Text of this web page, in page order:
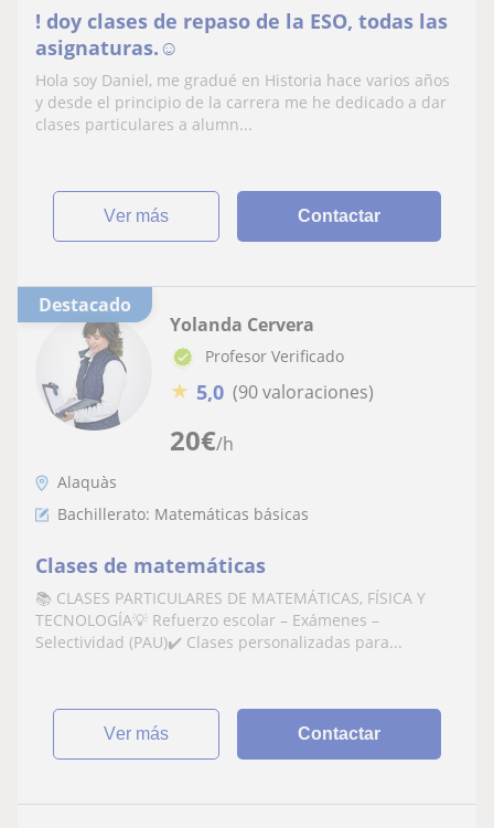
! doy clases de repaso de la ESO, todas las
asignaturas.☺️
Hola soy Daniel, me gradué en Historia hace varios años
y desde el principio de la carrera me he dedicado a dar
clases particulares a alumn...
ver más Contactar
Destacado
20€/h
Yolanda Cervera
Profesor Verificado
★ 5,0 (90 valoraciones)
Alaquàs
Bachillerato: Matemáticas básicas
Clases de matemáticas
📚 CLASES PARTICULARES DE MATEMÁTICAS, FÍSICA Y
TECNOLOGÍA💡 Refuerzo escolar – Exámenes –
Selectividad (PAU)✔️ Clases personalizadas para...
ver más Contactar